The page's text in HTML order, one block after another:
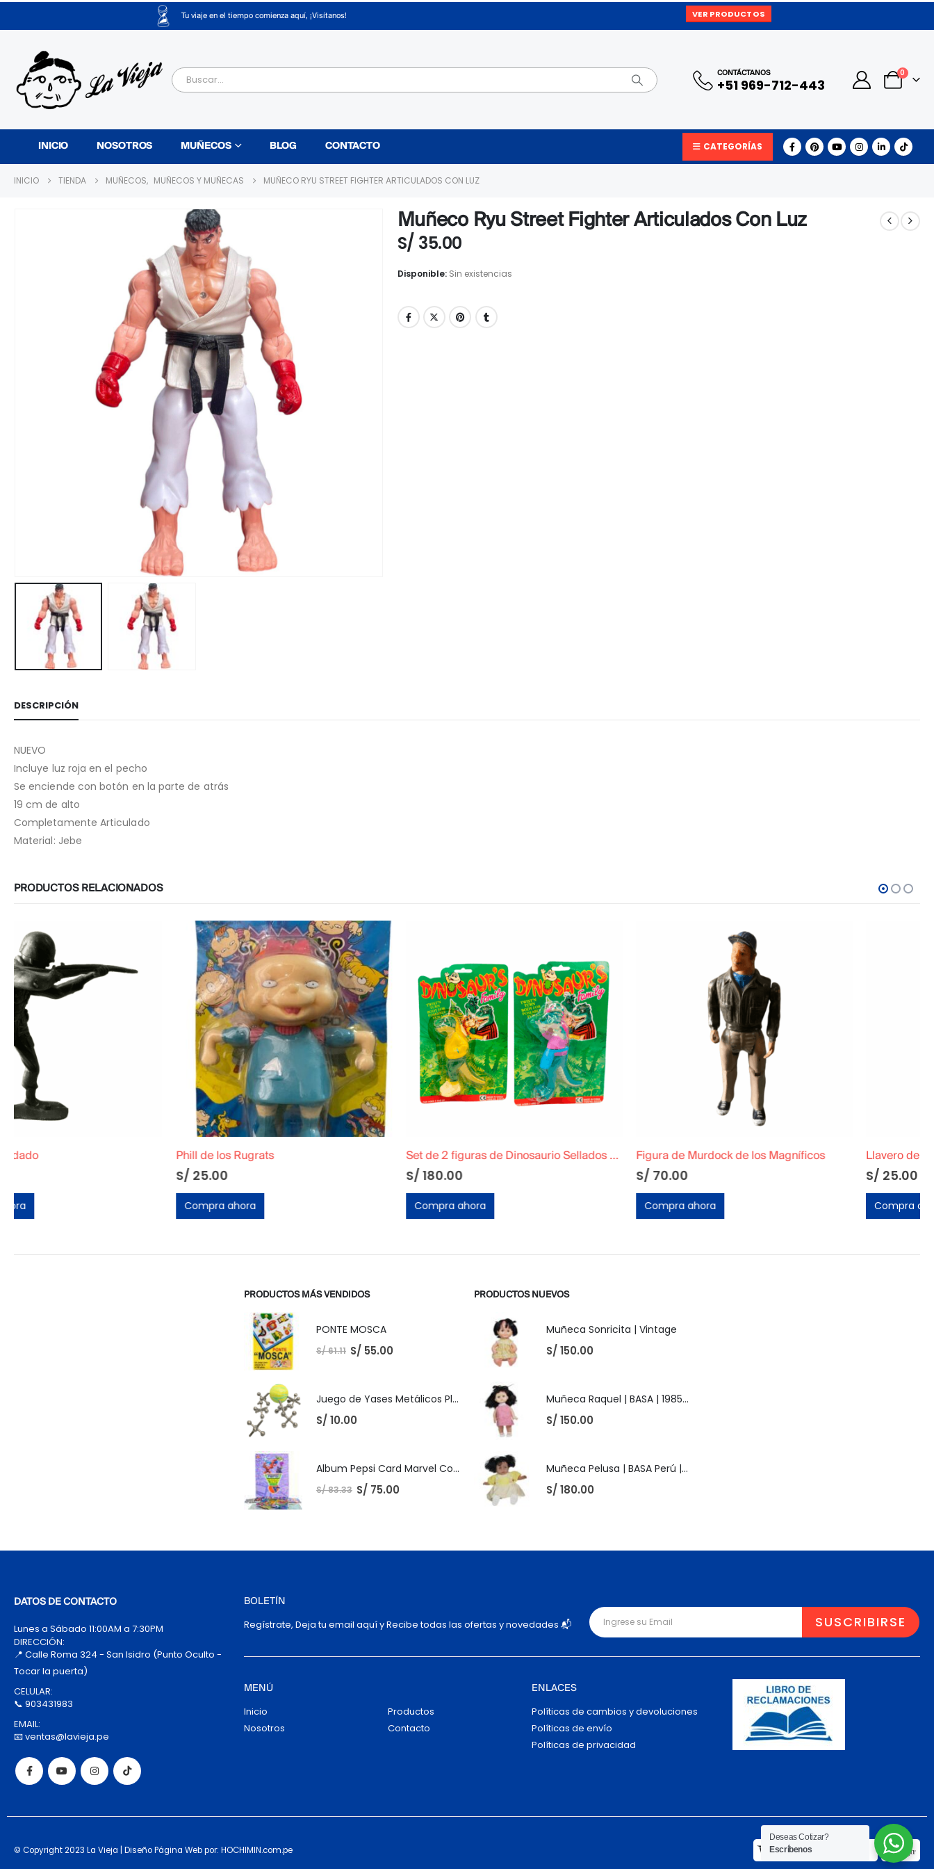
Tu viaje en el tiempo comienza aquí, ¡Visítanos! VER PRODUCTOS
CONTÁCTANOS
+51 969-712-443
0
INICIO NOSOTROS MUÑECOS BLOG CONTACTO CATEGORÍAS
INICIO TIENDA MUÑECOS, MUÑECOS Y MUÑECAS MUÑECO RYU STREET FIGHTER ARTICULADOS CON LUZ
Muñeco Ryu Street Fighter Articulados Con Luz
S/ 35.00
Disponible: Sin existencias
DESCRIPCIÓN
NUEVO
Incluye luz roja en el pecho
Se enciende con botón en la parte de atrás
19 cm de alto
Completamente Articulado
Material: Jebe
PRODUCTOS RELACIONADOS
Phill de los Rugrats
Compra ahora
Set de 2 figuras de Dinosaurio Sellados en Blíster
Compra ahora
Figura de Murdock de los Magníficos
Compra ahora
Llavero de Doug Narinas
Compra ahora
PRODUCTOS MÁS VENDIDOS
PONTE MOSCA
S/61.11 S/ 55.00
Juego de Yases Metálicos Plomos 6 Unidades + Pelota de Goma (En Bolsita Lista para Regalar)
S/ 10.00
Album Pepsi Card Marvel Completo
S/83.33 S/ 75.00
PRODUCTOS NUEVOS
Muñeca Sonricita | Vintage
S/ 150.00
Muñeca Raquel | BASA | 1985 | Vintage
S/ 150.00
Muñeca Pelusa | BASA Perú | Años 80 | Original
S/ 180.00
DATOS DE CONTACTO
Lunes a Sábado 11:00AM a 7:30PM
DIRECCIÓN:
📍 Calle Roma 324 - San Isidro (Punto Oculto -
Tocar la puerta)
CELULAR:
📞 903431983
EMAIL:
📧 ventas@lavieja.pe
BOLETÍN
Regístrate, Deja tu email aquí y Recibe todas las ofertas y novedades 📬
MENÚ
Inicio
Nosotros
Productos
Contacto
ENLACES
Políticas de cambios y devoluciones
Políticas de envío
Políticas de privacidad
© Copyright 2023 La Vieja | Diseño Página Web por: HOCHIMIN.com.pe
Deseas Cotizar?
Escríbenos